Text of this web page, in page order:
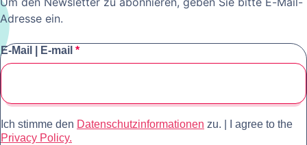
Adresse ein.
E-Mail | E-mail *
Ich stimme den Datenschutzinformationen zu. | I agree to the
Privacy Policy.